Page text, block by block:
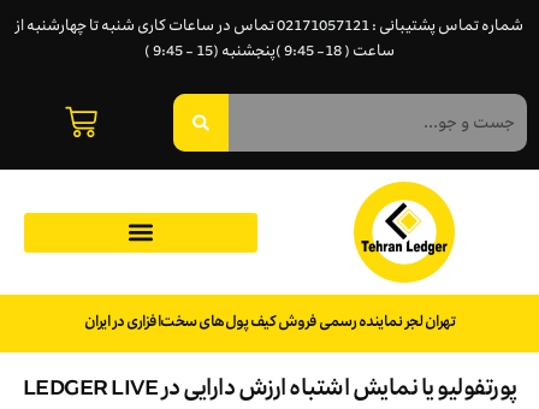
شماره تماس پشتیبانی : 02171057121 تماس در ساعات کاری شنبه تا چهارشنبه از
ساعت ( 18- 9:45 )پنجشنبه (15 - 9:45 )
تهران لجر نماینده رسمی فروش کیف پول‌های سخت‌افزاری در ایران
پورتفولیو یا نمایش اشتباه ارزش دارایی در LEDGER LIVE